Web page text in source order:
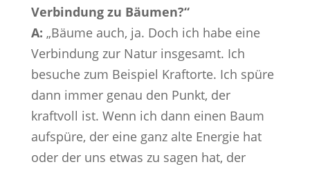
Verbindung zu Bäumen?“
A: „Bäume auch, ja. Doch ich habe eine
Verbindung zur Natur insgesamt. Ich
besuche zum Beispiel Kraftorte. Ich spüre
dann immer genau den Punkt, der
kraftvoll ist. Wenn ich dann einen Baum
aufspüre, der eine ganz alte Energie hat
oder der uns etwas zu sagen hat, der